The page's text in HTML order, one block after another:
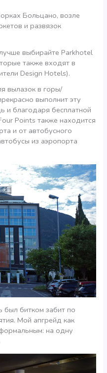
Больцано, возле
и развязок
выбирайте Parkhotel
также входят в
Design Hotels).
вылазок в горы/
выполнит эту
и благодаря бесплатной
Points также находится
и от автобусного
из аэропорта
был битком забит по
Мой апгрейд как
на одну